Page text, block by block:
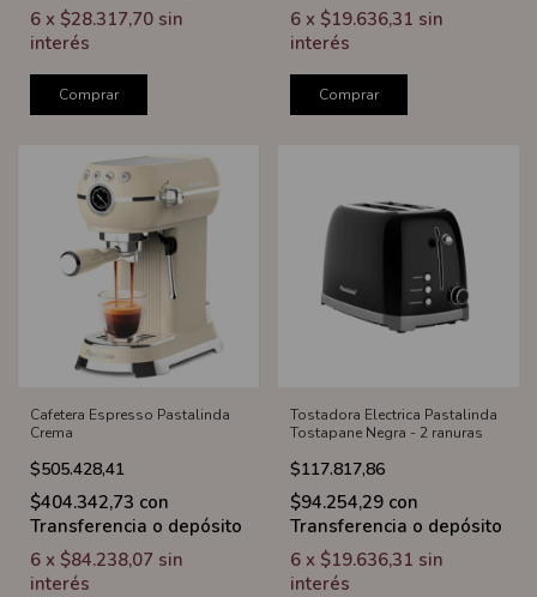
6 x $28.317,70 sin
interés
Comprar
6 x $19.636,31 sin
interés
Comprar
Cafetera Espresso Pastalinda
Crema
$505.428,41
$404.342,73 con
Transferencia o depósito
6 x $84.238,07 sin
interés
Tostadora Electrica Pastalinda
Tostapane Negra - 2 ranuras
$117.817,86
$94.254,29 con
Transferencia o depósito
6 x $19.636,31 sin
interés